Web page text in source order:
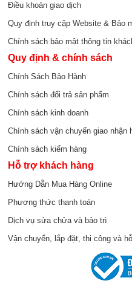
Điều khoản giao dịch
Quy định truy cập Website & Bảo
Chính sách bảo mật thông tin
Quy định & chính sách
Chính Sách Bảo Hành
Chính sách đổi trả sản phẩm
Chính sách kinh doanh
Chính sách vận chuyển giao nhận
Chính sách kiểm hàng
Hỗ trợ khách hàng
Hướng Dẫn Mua Hàng Online
Phương thức thanh toán
Dịch vụ sửa chửa và bảo trì
Vận chuyển, lắp đặt, thi công và